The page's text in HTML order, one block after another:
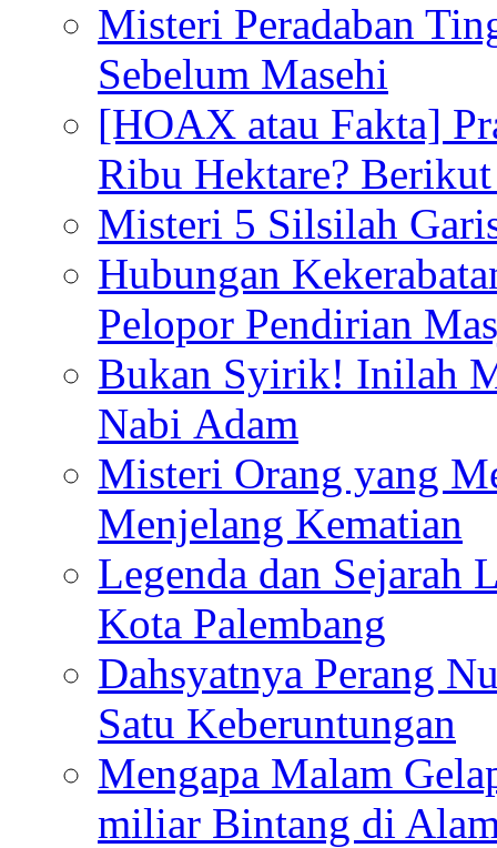
Misteri Peradaban
Sebelum Masehi
[HOAX atau Fakta]
Ribu Hektare?
Misteri 5 Silsilah
Hubungan
Pelopor Pendirian
Bukan Syirik! Inilah
Nabi Adam
Misteri Orang yang
Menjelang Kematian
Legenda dan Sejarah
Kota Palembang
Dahsyatnya Perang
Satu Keberuntungan
Mengapa Malam
miliar Bintang di